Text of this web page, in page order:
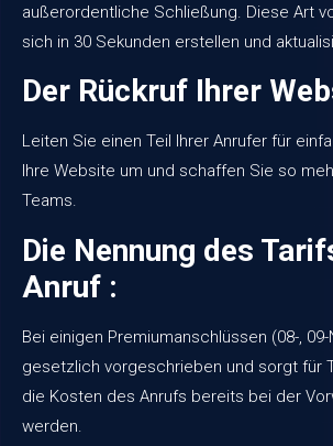
außerordentliche Schließung. Diese Art
sich in 30 Sekunden erstellen und
Der Rückruf Ihrer
Leiten Sie einen Teil Ihrer Anrufer für
Ihre Website um und schaffen Sie so
Teams.
Die Nennung des
Anruf :
Bei einigen Premiumanschlüssen (08-,
gesetzlich vorgeschrieben und sorgt für
die Kosten des Anrufs bereits bei der
werden.